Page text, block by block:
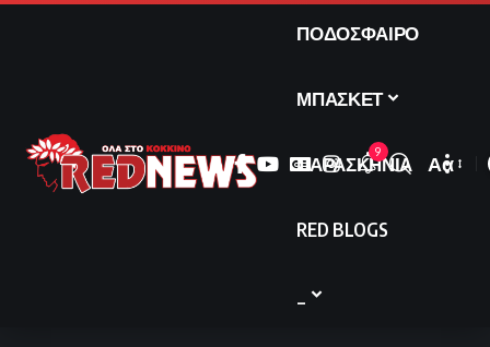
ΠΟΔΟΣΦΑΙΡΟ
ΜΠΑΣΚΕΤ
ΠΑΡΑΣΚΗΝΙΑ
RED BLOGS
9
Font
Αα